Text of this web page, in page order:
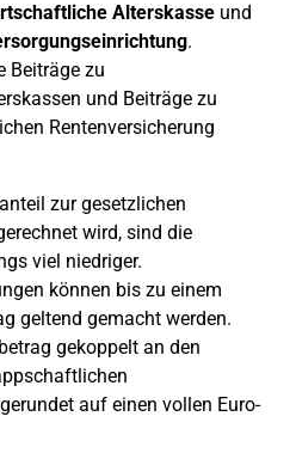
Alterskasse und
.
Beiträge zu
und Beiträge zu
Rentenversicherung
zur gesetzlichen
wird, sind die
viel niedriger.
können bis zu einem
geltend gemacht werden.
gekoppelt an den
auf einen vollen Euro-